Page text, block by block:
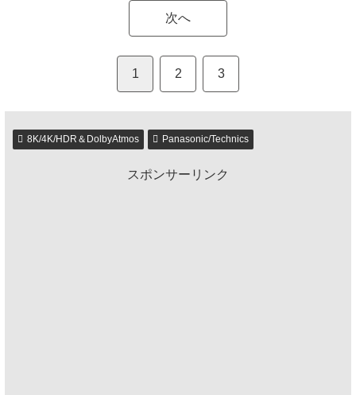
次へ
1 2 3
8K/4K/HDR＆DolbyAtmos Panasonic/Technics
スポンサーリンク